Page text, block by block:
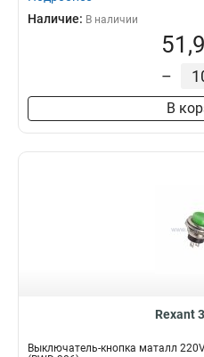
Наличие: В наличии
–
В
Rexant
Выключатель-кнопка маталл